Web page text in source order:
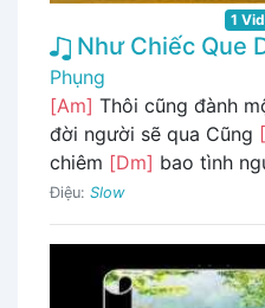
1
Như Chiếc Que
Phụng
[Am] Thôi cũng đành
đời người sẽ qua Cũng
chiêm [Dm] bao tình
Điệu: Slow